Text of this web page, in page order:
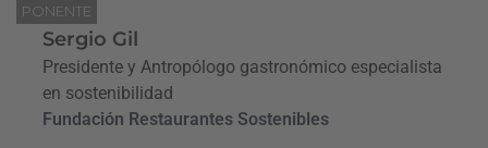
PONENTE
Sergio Gil
Presidente y Antropólogo gastronómico especialista
en sostenibilidad
Fundación Restaurantes Sostenibles